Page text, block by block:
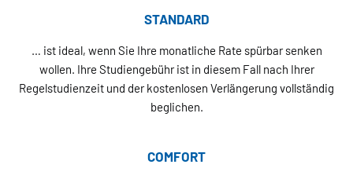
STANDARD
… ist ideal, wenn Sie Ihre monatliche Rate spürbar senken
wollen. Ihre Studiengebühr ist in diesem Fall nach Ihrer
Regelstudienzeit und der kostenlosen Verlängerung vollständig
beglichen.
COMFORT